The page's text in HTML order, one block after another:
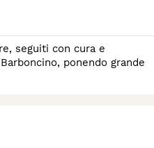
seguiti con cura e
ponendo grande